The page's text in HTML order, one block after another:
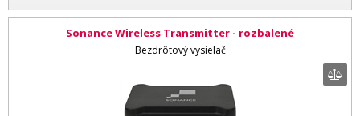
Sonance Wireless Transmitter - rozbalené
Bezdrôtový vysielač